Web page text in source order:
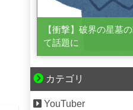
【衝撃】破界の星墓
て話題に
カテゴリ
YouTuber